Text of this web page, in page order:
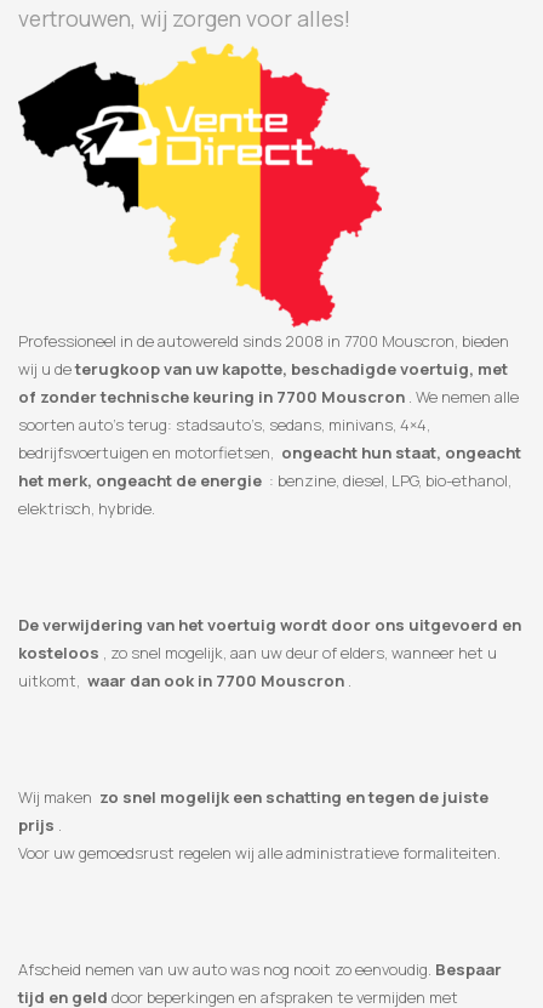
vertrouwen, wij zorgen voor alles!
Professioneel in de autowereld sinds 2008 in 7700 Mouscron, bieden
wij u deterugkoop van uw kapotte, beschadigde voertuig, met
of zonder technische keuring in 7700 Mouscron . We nemen alle
soorten auto’s terug: stadsauto’s, sedans, minivans, 4×4,
bedrijfsvoertuigen en motorfietsen, ongeacht hun staat, ongeacht
het merk, ongeacht de energie : benzine, diesel, LPG, bio-ethanol,
elektrisch, hybride.
De verwijdering van het voertuig wordt door ons uitgevoerd en
kosteloos , zo snel mogelijk, aan uw deur of elders, wanneer het u
uitkomt, waar dan ook in 7700 Mouscron .
Wij maken zo snel mogelijk een schatting en tegen de juiste
prijs .
Voor uw gemoedsrust regelen wij alle administratieve formaliteiten.
Afscheid nemen van uw auto was nog nooit zo eenvoudig. Bespaar
tijd en geld door beperkingen en afspraken te vermijden met